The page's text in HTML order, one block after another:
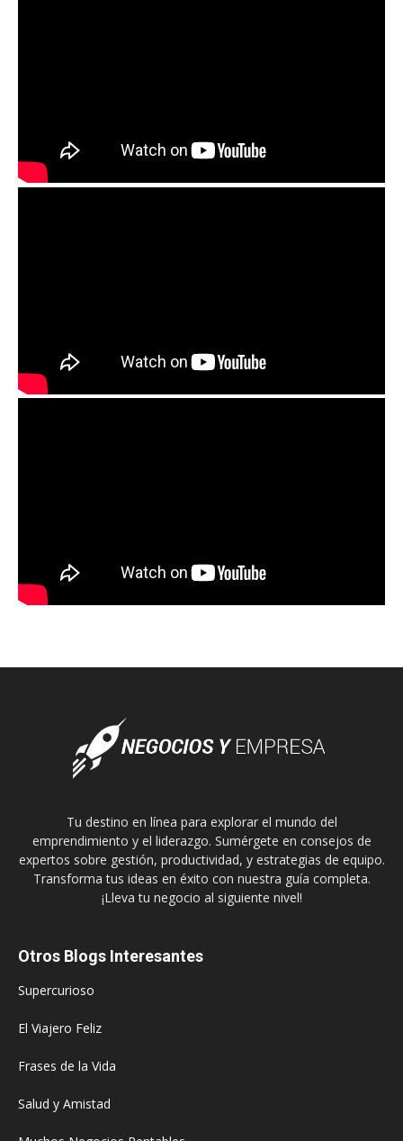
Tu destino en línea para explorar el mundo del
emprendimiento y el liderazgo. Sumérgete en consejos de
expertos sobre gestión, productividad, y estrategias de equipo.
Transforma tus ideas en éxito con nuestra guía completa.
¡Lleva tu negocio al siguiente nivel!
Otros Blogs Interesantes
Supercurioso
El Viajero Feliz
Frases de la Vida
Salud y Amistad